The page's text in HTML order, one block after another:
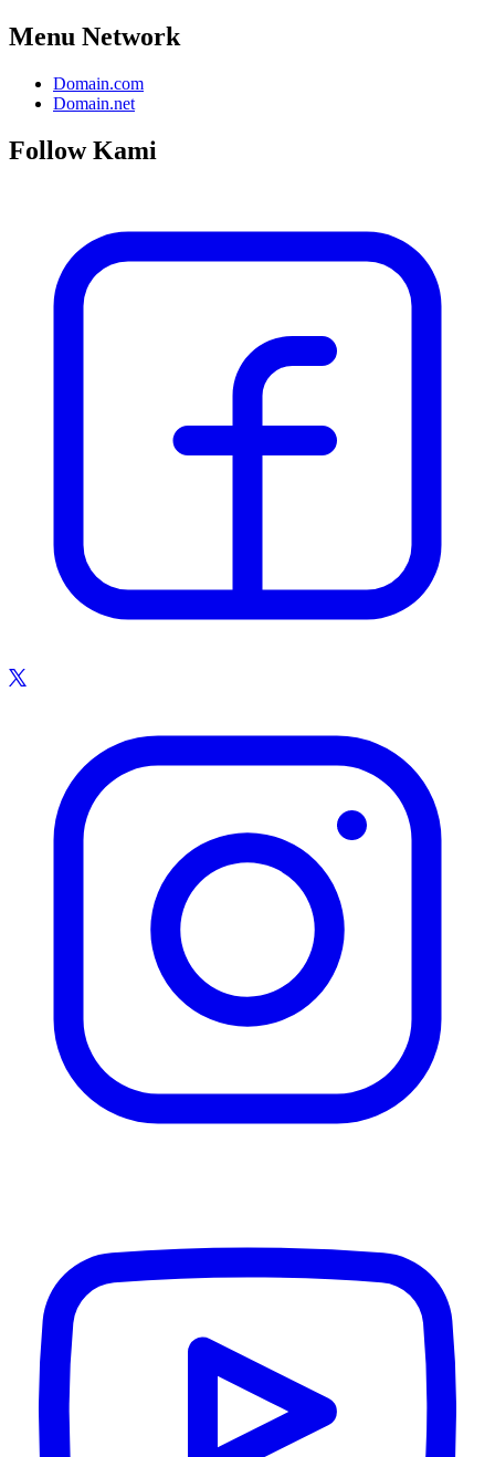
Menu Network
Domain.com
Domain.net
Follow Kami